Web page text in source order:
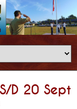
d 20 Sept